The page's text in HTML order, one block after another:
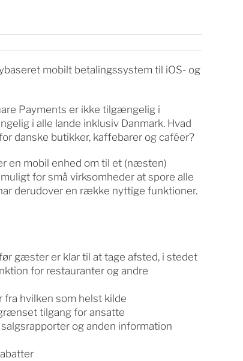
mobilt betalingssystem til iOS- og
Payments er ikke tilgængelig i
i alle lande inklusiv Danmark. Hvad
danske butikker, kaffebarer og caféer?
en mobil enhed om til et (næsten)
for små virksomheder at spore alle
derudover en række nyttige funktioner.
gæster er klar til at tage afsted, i stedet
for restauranter og andre
hvilken som helst kilde
tilgang for ansatte
og anden information